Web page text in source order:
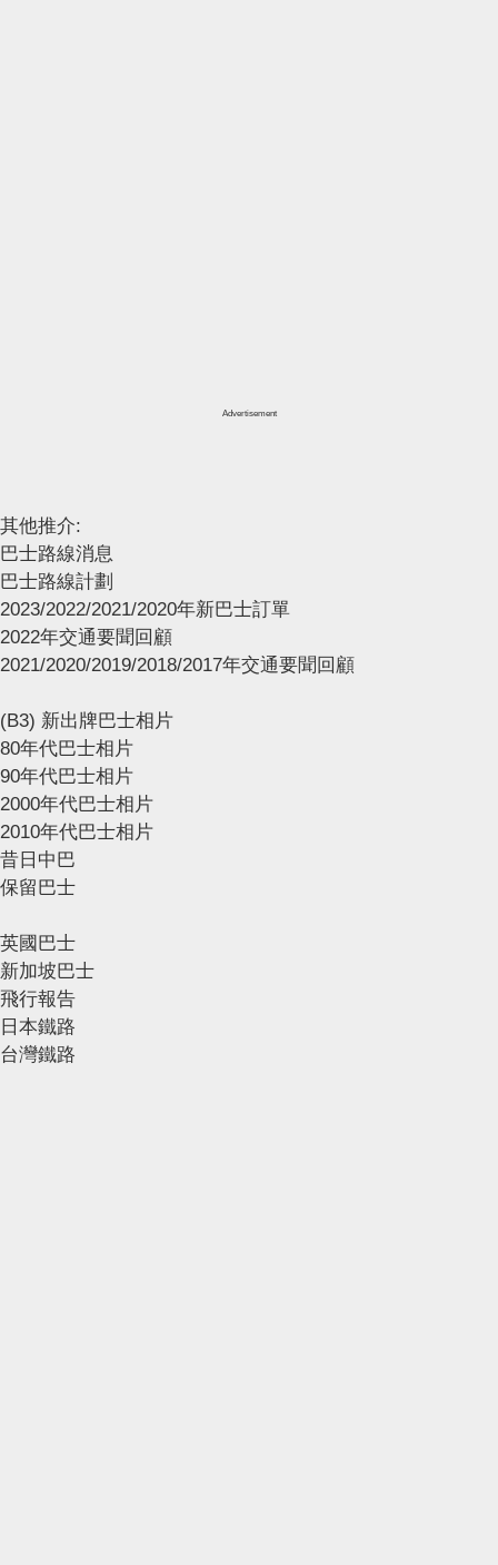
Advertisement
其他推介:
巴士路線消息
巴士路線計劃
2023/2022/2021/2020年新巴士訂單
2022年交通要聞回顧
2021/2020/2019/2018/2017年交通要聞回顧
(B3) 新出牌巴士相片
80年代巴士相片
90年代巴士相片
2000年代巴士相片
2010年代巴士相片
昔日中巴
保留巴士
英國巴士
新加坡巴士
飛行報告
日本鐵路
台灣鐵路